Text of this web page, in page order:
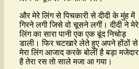
और मेरे लिंग से पिचकारी से दीदी के मुंह में
गिरने लगी जिसे वो चूसने लगीं। दीदी ने मेरे
लिंग का सारा पानी एक एक बूंद निचोड़
डाली। फिर चटखारे लेते हुए अपने होंठों से
मेरा लिंग आजाद करके बोलीं है बड़ा मजेदार
है तेरा रस तो साले मजा आ गया।